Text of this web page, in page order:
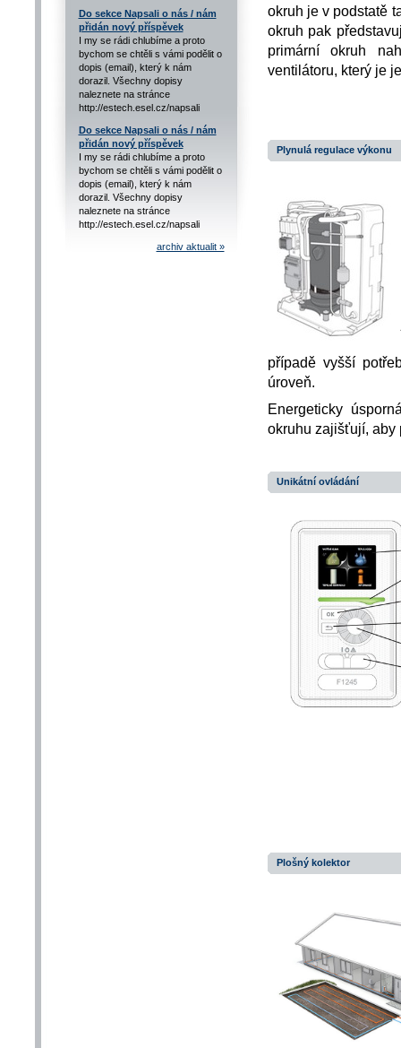
Do sekce Napsali o nás / nám
přidán nový příspěvek
I my se rádi chlubíme a proto
bychom se chtěli s vámi podělit o
dopis (email), který k nám
dorazil. Všechny dopisy
naleznete na stránce
http://estech.esel.cz/napsali
Do sekce Napsali o nás / nám
přidán nový příspěvek
I my se rádi chlubíme a proto
bychom se chtěli s vámi podělit o
dopis (email), který k nám
dorazil. Všechny dopisy
naleznete na stránce
http://estech.esel.cz/napsali
archiv aktualit »
okruh je v podstatě
okruh pak
primární okruh
ventilátoru, který je
Plynulá regulace výkonu
případě vyšší
úroveň.
Energeticky
okruhu zajišťují, aby
Unikátní ovládání
Plošný kolektor